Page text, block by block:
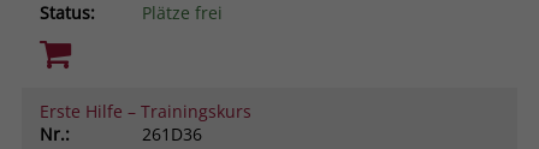
Status:
Plätze frei
Erste Hilfe – Trainingskurs
Nr.:
261D36